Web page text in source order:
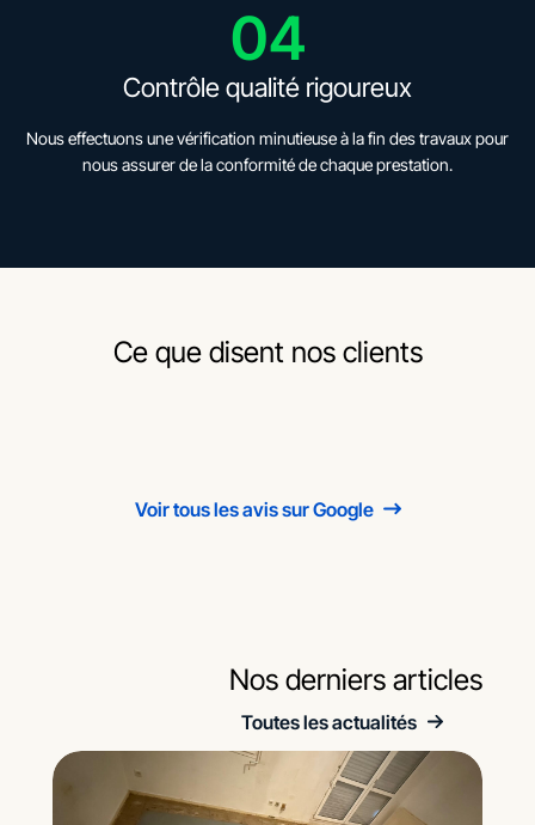
04
Contrôle qualité rigoureux
Nous effectuons une vérification minutieuse à la fin des travaux pour
nous assurer de la conformité de chaque prestation.
Ce que disent nos clients
Voir tous les avis sur Google
Nos derniers articles
Toutes les actualités